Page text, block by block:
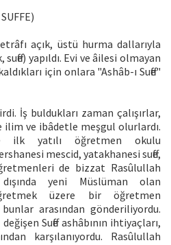
açık, üstü hurma dallarıyla
yapıldı. Evi ve âilesi olmayan
için onlara "Ashâb-ı Suffe"
İş buldukları zaman çalışırlar,
ilim ve ibâdetle meşgul olurlardı.
ilk yatılı öğretmen okulu
mescid, yatakhanesi suffe,
de bizzat Rasûlullah
yeni Müslüman olan
üzere bir öğretmen
arasından gönderiliyordu.
Suffe ashâbının ihtiyaçları,
karşılanıyordu. Rasûlullah